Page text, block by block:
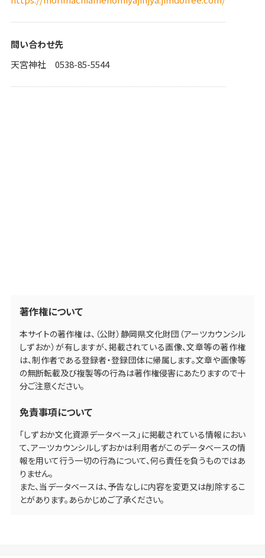
問い合わせ先
天宮神社 0538-85-5544
著作権について
本サイトの著作権は、（公財）静岡県文化財団（アーツカウンシル
しずおか）が有しますが、掲載されている画像、文章等の著作権
は、制作者である登録者・登録団体に帰属します。文章や画像等
の無断転載及び複製等の行為は著作権侵害にあたりますので十
分ご注意ください。
免責事項について
「しずおか文化資源データベース」に掲載されている情報におい
て、アーツカウンシルしずおかは利用者がこのデータベースの情
報を用いて行う一切の行為について、何ら責任を負うものではあ
りません。
また、当データベースは、予告なしに内容を変更又は削除するこ
とがあります。あらかじめご了承ください。